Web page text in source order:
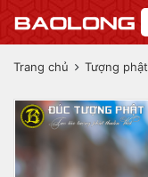
Trang chủ Tượng phật